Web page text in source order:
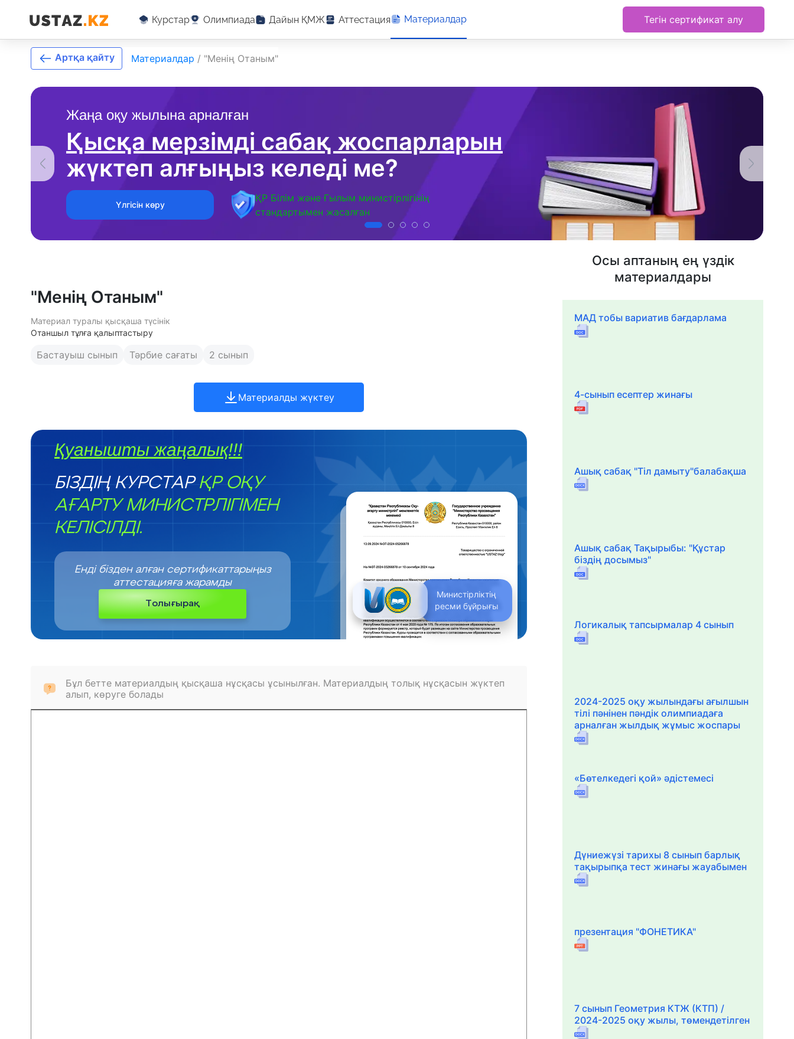
Курстар Олимпиада Дайын ҚМЖ Аттестация Материалдар Тегін сертификат алу
Жаңа оқу жылына арналған
Қысқа мерзімді сабақ жоспарларын
жүктеп алғыңыз келеді ме?
Үлгісін көру
ҚР Білім және Ғылым министірлігінің
стандартымен жасалған
Артқа қайту Материалдар / "Менің Отаным"
"Менің Отаным"
Материал туралы қысқаша түсінік
Отаншыл тұлға қалыптастыру
Бастауыш сынып Тәрбие сағаты 2 сынып
Материалды жүктеу
Қуанышты жаңалық!!!
БІЗДІҢ КУРСТАР ҚР ОҚУ
АҒАРТУ МИНИСТРЛІГІМЕН
КЕЛІСІЛДІ.
Министірліктің
ресми бұйрығы
Енді бізден алған сертификаттарыңыз
аттестацияға жарамды
Толығырақ
Бұл бетте материалдың қысқаша нұсқасы ұсынылған. Материалдың толық нұсқасын жүктеп
алып, көруге болады
Осы аптаның ең үздік
материалдары
МАД тобы вариатив бағдарлама
4-сынып есептер жинағы
Ашық сабақ "Тіл дамыту"балабақша
Ашық сабақ Тақырыбы: "Құстар
біздің досымыз"
Логикалық тапсырмалар 4 сынып
2024-2025 оқу жылындағы ағылшын
тілі пәнінен пәндік олимпиадаға
арналған жылдық жұмыс жоспары
«Бөтелкедегі қой» әдістемесі
Дүниежүзі тарихы 8 сынып барлық
тақырыпқа тест жинағы жауабымен
презентация "ФОНЕТИКА"
7 сынып Геометрия КТЖ (КТП) /
2024-2025 оқу жылы, төмендетілген